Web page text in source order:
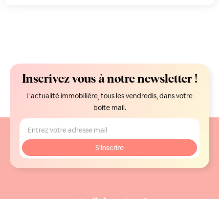
Inscrivez vous à notre newsletter !
L'actualité immobilière, tous les vendredis, dans votre
boite mail.